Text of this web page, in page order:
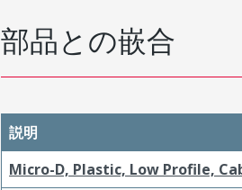
部品との嵌合
説明
Micro-D, Plastic, Low Profile,